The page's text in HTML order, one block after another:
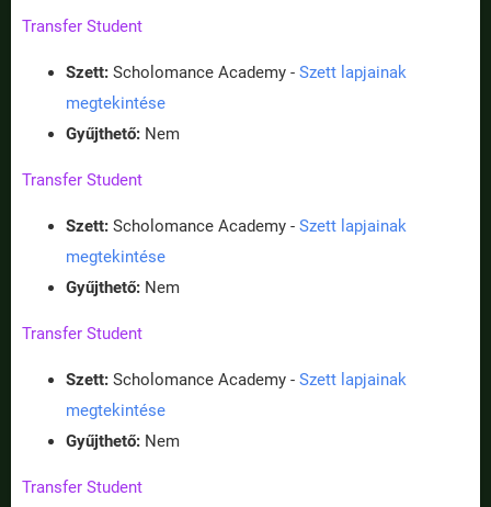
Transfer Student
Szett: Scholomance Academy - Szett lapjainak
megtekintése
Gyűjthető: Nem
Transfer Student
Szett: Scholomance Academy - Szett lapjainak
megtekintése
Gyűjthető: Nem
Transfer Student
Szett: Scholomance Academy - Szett lapjainak
megtekintése
Gyűjthető: Nem
Transfer Student